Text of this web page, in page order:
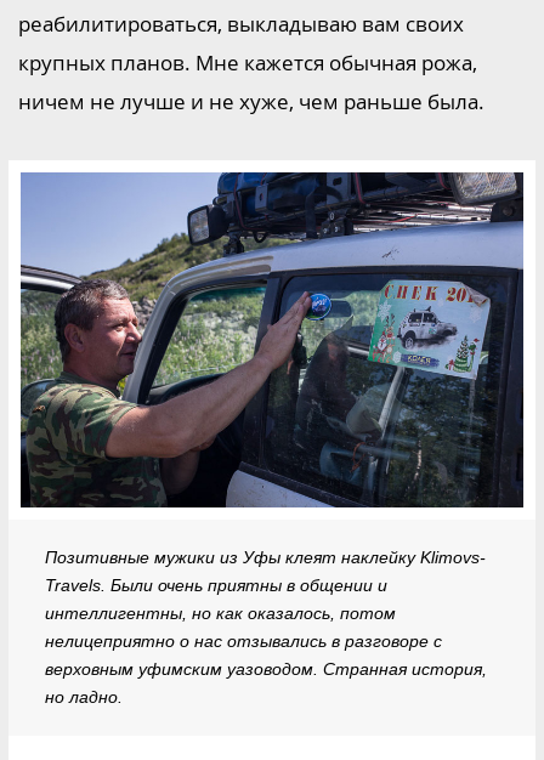
реабилитироваться, выкладываю вам своих
крупных планов. Мне кажется обычная рожа,
ничем не лучше и не хуже, чем раньше была.
Позитивные мужики из Уфы клеят наклейку Klimovs-
Travels. Были очень приятны в общении и
интеллигентны, но как оказалось, потом
нелицеприятно о нас отзывались в разговоре с
верховным уфимским уазоводом. Странная история,
но ладно.